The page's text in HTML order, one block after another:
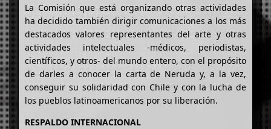
La Comisión que está organizando otras actividades
ha decidido también dirigir comunicaciones a los más
destacados valores representantes del arte y otras
actividades intelectuales -médicos, periodistas,
científicos, y otros- del mundo entero, con el propósito
de darles a conocer la carta de Neruda y, a la vez,
conseguir su solidaridad con Chile y con la lucha de
los pueblos latinoamericanos por su liberación.
RESPALDO INTERNACIONAL